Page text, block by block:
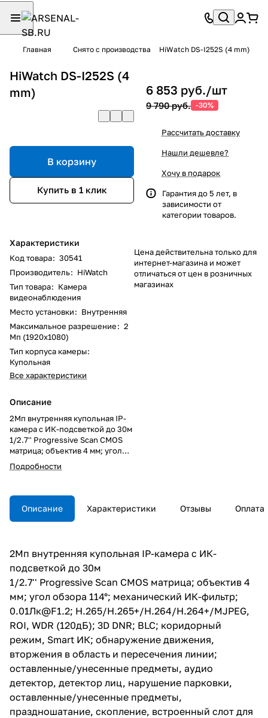
Главная Снято с производства HiWatch DS-I252S (4 mm)
HiWatch DS-I252S (4
mm)
В корзину
Купить в 1 клик
Характеристики
Код товара: 30541
Производитель: HiWatch
Тип товара: Камера
видеонаблюдения
Место установки: Внутренняя
Максимальное разрешение: 2
Мп (1920x1080)
Тип корпуса камеры:
Купольная
Все характеристики
Описание
2Мп внутренняя купольная IP-
камера с ИК-подсветкой до 30м
1/2.7'' Progressive Scan CMOS
матрица; объектив 4 мм; угол
обзора 114°; механический ИК-
фильтр; 0.01Лк@F1.2;
PEG, ROI, WDR (120дБ); 3D DNR;
BLC; коридорный режим, Smart
ИК; обнаружение движения,
предметы, аудио детектор,
детектор лиц, нарушение
парковки, оставленные/
унесенные предметы,
праздношатание, скопление,
встроенный слот для microSD
карты до 128Гб; встроенный
микрофон/ динамик;
видеобитрейт 32кбит/с-8Мбит/
с; 1 вход/выход тревоги; IK10;
-20°C до +45°C;
DC12В±25%/PoE(IEEE 802.3af);
4Вт макс.
Подробности
6 853 руб./шт
9 790 руб. -30%
Рассчитать доставку
Нашли дешевле?
Хочу в подарок
Гарантия до 5 лет, в
зависимости от
категории товаров.
Цена действительна только для
интернет-магазина и может
отличаться от цен в розничных
магазинах
Описание Характеристики Отзывы Оплата
2Мп внутренняя купольная IP-камера с ИК-
подсветкой до 30м
1/2.7'' Progressive Scan CMOS матрица; объектив 4
мм; угол обзора 114°; механический ИК-фильтр;
0.01Лк@F1.2; H.265/H.265+/H.264/H.264+/MJPEG,
ROI, WDR (120дБ); 3D DNR; BLC; коридорный
режим, Smart ИК; обнаружение движения,
вторжения в область и пересечения линии;
оставленные/унесенные предметы, аудио
детектор, детектор лиц, нарушение парковки,
оставленные/унесенные предметы,
праздношатание, скопление, встроенный слот для